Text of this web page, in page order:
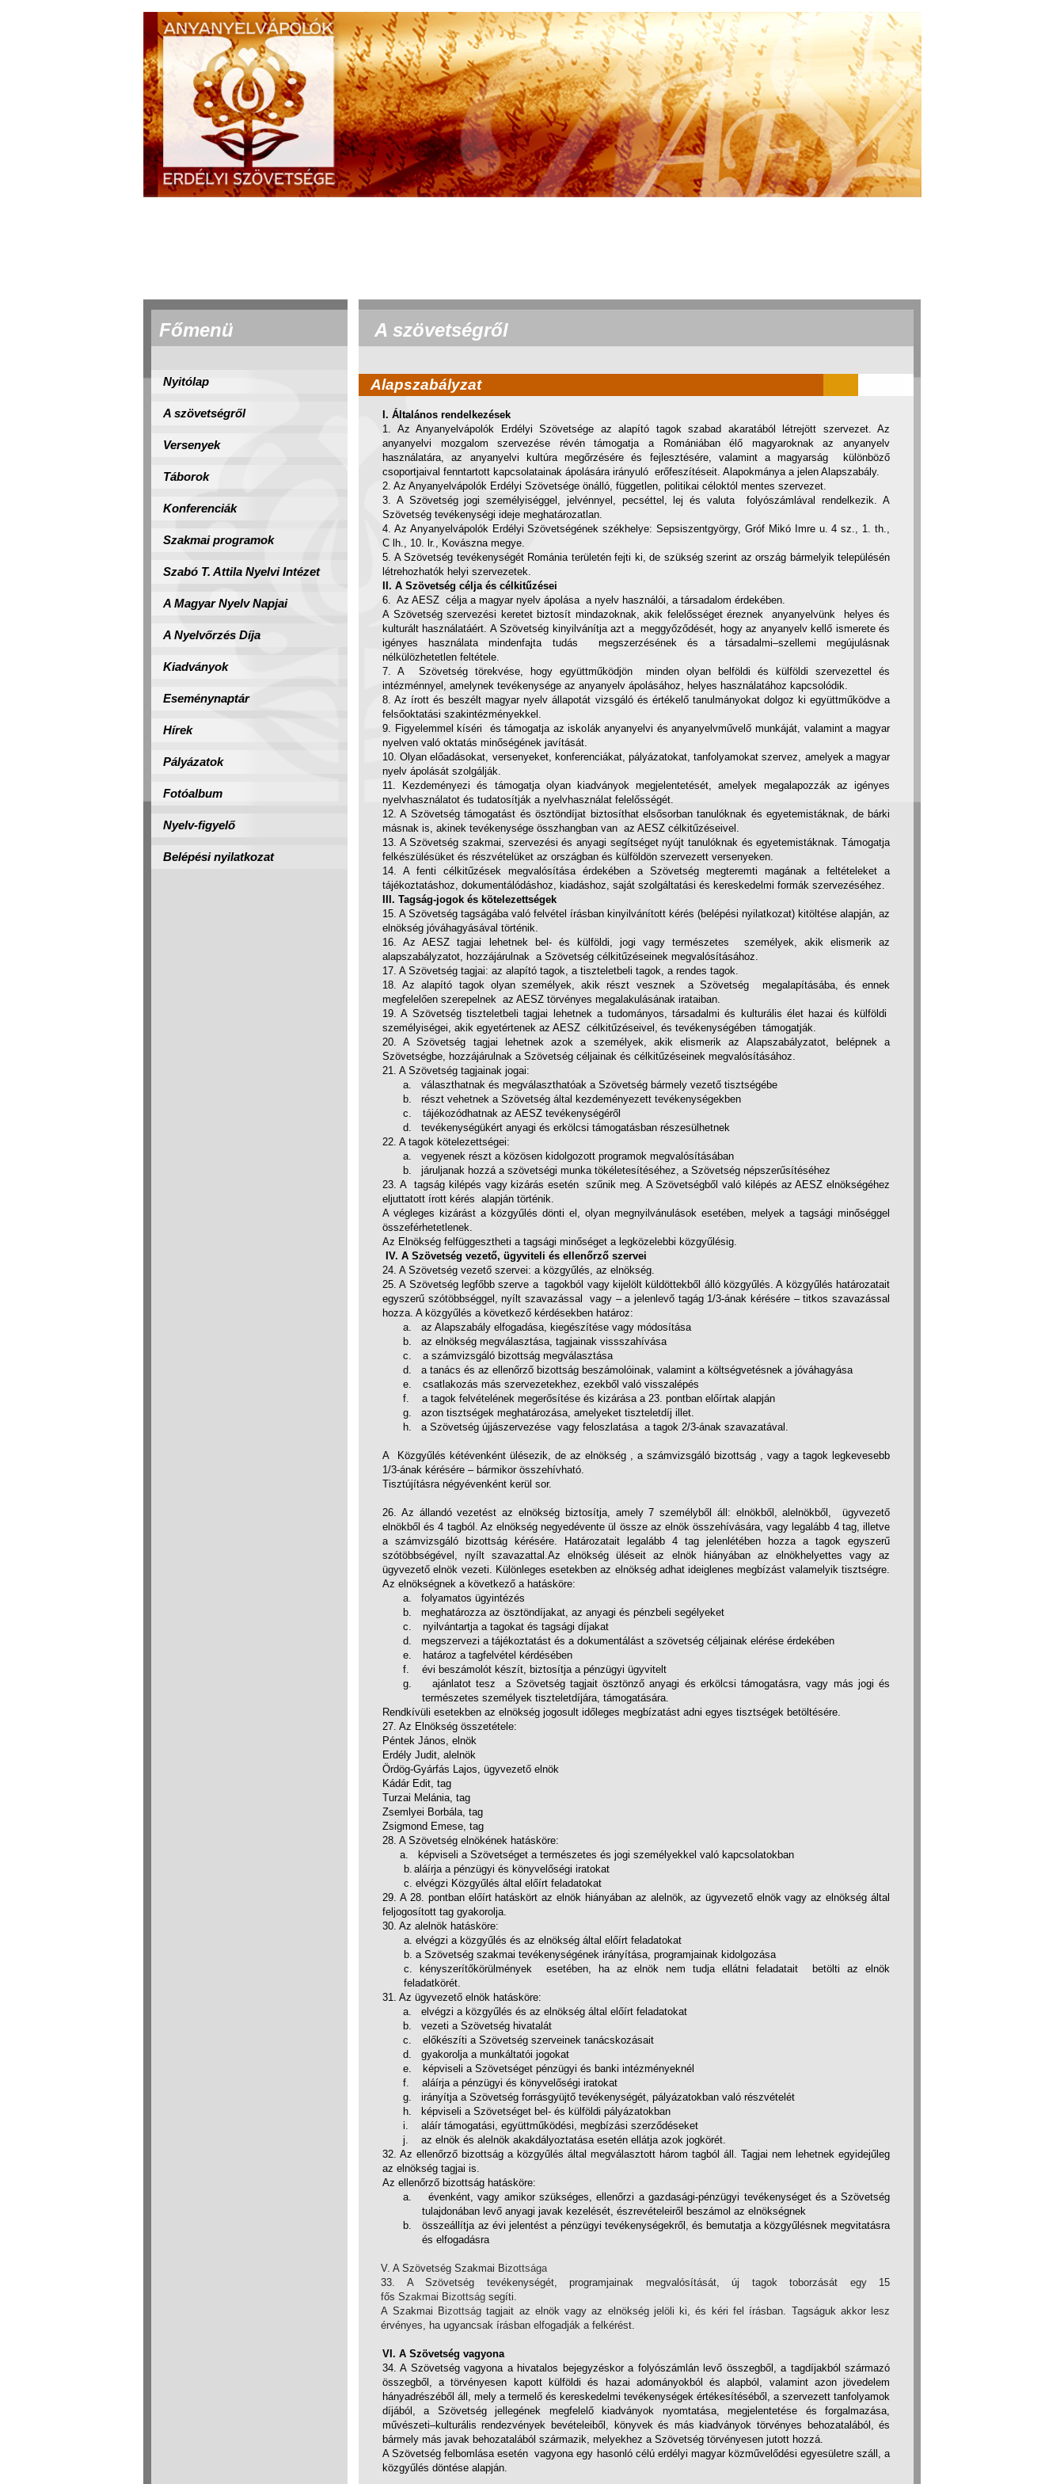
Főmenü
Nyitólap
A szövetségről
Versenyek
Táborok
Konferenciák
Szakmai programok
Szabó T. Attila Nyelvi Intézet
A Magyar Nyelv Napjai
A Nyelvőrzés Díja
Kiadványok
Eseménynaptár
Hírek
Pályázatok
Fotóalbum
Nyelv-figyelő
Belépési nyilatkozat
A szövetségről
Alapszabályzat
I. Általános rendelkezések
1. Az Anyanyelvápolók Erdélyi Szövetsége az alapító tagok szabad akaratából létrejött szervezet. Az
anyanyelvi mozgalom szervezése révén támogatja a Romániában élő magyaroknak az anyanyelv
használatára, az anyanyelvi kultúra megőrzésére és fejlesztésére, valamint a magyarság különböző
csoportjaival fenntartott kapcsolatainak ápolására irányuló erőfeszítéseit. Alapokmánya a jelen Alapszabály.
2. Az Anyanyelvápolók Erdélyi Szövetsége önálló, független, politikai céloktól mentes szervezet.
3. A Szövetség jogi személyiséggel, jelvénnyel, pecséttel, lej és valuta folyószámlával rendelkezik. A
Szövetség tevékenységi ideje meghatározatlan.
4. Az Anyanyelvápolók Erdélyi Szövetségének székhelye: Sepsiszentgyörgy, Gróf Mikó Imre u. 4 sz., 1. th.,
C lh., 10. lr., Kovászna megye.
5. A Szövetség tevékenységét Románia területén fejti ki, de szükség szerint az ország bármelyik településén
létrehozhatók helyi szervezetek.
II. A Szövetség célja és célkitűzései
6. Az AESZ célja a magyar nyelv ápolása a nyelv használói, a társadalom érdekében.
A Szövetség szervezési keretet biztosít mindazoknak, akik felelősséget éreznek anyanyelvünk helyes és
kulturált használatáért. A Szövetség kinyilvánítja azt a meggyőződését, hogy az anyanyelv kellő ismerete és
igényes használata mindenfajta tudás megszerzésének és a társadalmi–szellemi megújulásnak
nélkülözhetetlen feltétele.
7. A Szövetség törekvése, hogy együttműködjön minden olyan belföldi és külföldi szervezettel és
intézménnyel, amelynek tevékenysége az anyanyelv ápolásához, helyes használatához kapcsolódik.
8. Az írott és beszélt magyar nyelv állapotát vizsgáló és értékelő tanulmányokat dolgoz ki együttműködve a
felsőoktatási szakintézményekkel.
9. Figyelemmel kíséri és támogatja az iskolák anyanyelvi és anyanyelvművelő munkáját, valamint a magyar
nyelven való oktatás minőségének javítását.
10. Olyan előadásokat, versenyeket, konferenciákat, pályázatokat, tanfolyamokat szervez, amelyek a magyar
nyelv ápolását szolgálják.
11. Kezdeményezi és támogatja olyan kiadványok megjelentetését, amelyek megalapozzák az igényes
nyelvhasználatot és tudatosítják a nyelvhasználat felelősségét.
12. A Szövetség támogatást és ösztöndíjat biztosíthat elsősorban tanulóknak és egyetemistáknak, de bárki
másnak is, akinek tevékenysége összhangban van az AESZ célkitűzéseivel.
13. A Szövetség szakmai, szervezési és anyagi segítséget nyújt tanulóknak és egyetemistáknak. Támogatja
felkészülésüket és részvételüket az országban és külföldön szervezett versenyeken.
14. A fenti célkitűzések megvalósítása érdekében a Szövetség megteremti magának a feltételeket a
tájékoztatáshoz, dokumentálódáshoz, kiadáshoz, saját szolgáltatási és kereskedelmi formák szervezéséhez.
III. Tagság-jogok és kötelezettségek
15. A Szövetség tagságába való felvétel írásban kinyilvánított kérés (belépési nyilatkozat) kitöltése alapján, az
elnökség jóváhagyásával történik.
16. Az AESZ tagjai lehetnek bel- és külföldi, jogi vagy természetes személyek, akik elismerik az
alapszabályzatot, hozzájárulnak a Szövetség célkitűzéseinek megvalósításához.
17. A Szövetség tagjai: az alapító tagok, a tiszteletbeli tagok, a rendes tagok.
18. Az alapító tagok olyan személyek, akik részt vesznek a Szövetség megalapításába, és ennek
megfelelően szerepelnek az AESZ törvényes megalakulásának irataiban.
19. A Szövetség tiszteletbeli tagjai lehetnek a tudományos, társadalmi és kulturális élet hazai és külföldi
személyiségei, akik egyetértenek az AESZ célkitűzéseivel, és tevékenységében támogatják.
20. A Szövetség tagjai lehetnek azok a személyek, akik elismerik az Alapszabályzatot, belépnek a
Szövetségbe, hozzájárulnak a Szövetség céljainak és célkitűzéseinek megvalósításához.
21. A Szövetség tagjainak jogai:
a.
választhatnak és megválaszthatóak a Szövetség bármely vezető tisztségébe
b.
részt vehetnek a Szövetség által kezdeményezett tevékenységekben
c.
tájékozódhatnak az AESZ tevékenységéről
d.
tevékenységükért anyagi és erkölcsi támogatásban részesülhetnek
22. A tagok kötelezettségei:
a.
vegyenek részt a közösen kidolgozott programok megvalósításában
b.
járuljanak hozzá a szövetségi munka tökéletesítéséhez, a Szövetség népszerűsítéséhez
23. A tagság kilépés vagy kizárás esetén szűnik meg. A Szövetségből való kilépés az AESZ elnökségéhez
eljuttatott írott kérés alapján történik.
A végleges kizárást a közgyűlés dönti el, olyan megnyilvánulások esetében, melyek a tagsági minőséggel
összeférhetetlenek.
Az Elnökség felfüggesztheti a tagsági minőséget a legközelebbi közgyűlésig.
IV. A Szövetség vezető, ügyviteli és ellenőrző szervei
24. A Szövetség vezető szervei: a közgyűlés, az elnökség.
25. A Szövetség legfőbb szerve a tagokból vagy kijelölt küldöttekből álló közgyűlés. A közgyűlés határozatait
egyszerű szótöbbséggel, nyílt szavazással vagy – a jelenlevő tagág 1/3-ának kérésére – titkos szavazással
hozza. A közgyűlés a következő kérdésekben határoz:
a.
az Alapszabály elfogadása, kiegészítése vagy módosítása
b.
az elnökség megválasztása, tagjainak vissszahívása
c.
a számvizsgáló bizottság megválasztása
d.
a tanács és az ellenőrző bizottság beszámolóinak, valamint a költségvetésnek a jóváhagyása
e.
csatlakozás más szervezetekhez, ezekből való visszalépés
f.
a tagok felvételének megerősítése és kizárása a 23. pontban előírtak alapján
g.
azon tisztségek meghatározása, amelyeket tiszteletdíj illet.
h.
a Szövetség újjászervezése vagy feloszlatása a tagok 2/3-ának szavazatával.
A Közgyűlés kétévenként ülésezik, de az elnökség , a számvizsgáló bizottság , vagy a tagok legkevesebb
1/3-ának kérésére – bármikor összehívható.
Tisztújításra négyévenként kerül sor.
26. Az állandó vezetést az elnökség biztosítja, amely 7 személyből áll: elnökből, alelnökből, ügyvezető
elnökből és 4 tagból. Az elnökség negyedévente ül össze az elnök összehívására, vagy legalább 4 tag, illetve
a számvizsgáló bizottság kérésére. Határozatait legalább 4 tag jelenlétében hozza a tagok egyszerű
szótöbbségével, nyílt szavazattal.Az elnökség üléseit az elnök hiányában az elnökhelyettes vagy az
ügyvezető elnök vezeti. Különleges esetekben az elnökség adhat ideiglenes megbízást valamelyik tisztségre.
Az elnökségnek a következő a hatásköre:
a.
folyamatos ügyintézés
b.
meghatározza az ösztöndíjakat, az anyagi és pénzbeli segélyeket
c.
nyilvántartja a tagokat és tagsági díjakat
d.
megszervezi a tájékoztatást és a dokumentálást a szövetség céljainak elérése érdekében
e.
határoz a tagfelvétel kérdésében
f.
évi beszámolót készít, biztosítja a pénzügyi ügyvitelt
g.
ajánlatot tesz a Szövetség tagjait ösztönző anyagi és erkölcsi támogatásra, vagy más jogi és
természetes személyek tiszteletdíjára, támogatására.
Rendkívüli esetekben az elnökség jogosult időleges megbízatást adni egyes tisztségek betöltésére.
27. Az Elnökség összetétele:
Péntek János, elnök
Erdély Judit, alelnök
Ördög-Gyárfás Lajos, ügyvezető elnök
Kádár Edit, tag
Turzai Melánia, tag
Zsemlyei Borbála, tag
Zsigmond Emese, tag
28. A Szövetség elnökének hatásköre:
a.
képviseli a Szövetséget a természetes és jogi személyekkel való kapcsolatokban
b. aláírja a pénzügyi és könyvelőségi iratokat
c. elvégzi Közgyűlés által előírt feladatokat
29. A 28. pontban előírt hatáskört az elnök hiányában az alelnök, az ügyvezető elnök vagy az elnökség által
feljogosított tag gyakorolja.
30. Az alelnök hatásköre:
a. elvégzi a közgyűlés és az elnökség által előírt feladatokat
b. a Szövetség szakmai tevékenységének irányítása, programjainak kidolgozása
c. kényszerítőkörülmények esetében, ha az elnök nem tudja ellátni feladatait betölti az elnök
feladatkörét.
31. Az ügyvezető elnök hatásköre:
a.
elvégzi a közgyűlés és az elnökség által előírt feladatokat
b.
vezeti a Szövetség hivatalát
c.
előkészíti a Szövetség szerveinek tanácskozásait
d.
gyakorolja a munkáltatói jogokat
e.
képviseli a Szövetséget pénzügyi és banki intézményeknél
f.
aláírja a pénzügyi és könyvelőségi iratokat
g.
irányítja a Szövetség forrásgyüjtő tevékenységét, pályázatokban való részvételét
h.
képviseli a Szövetséget bel- és külföldi pályázatokban
i.
aláír támogatási, együttműködési, megbízási szerződéseket
j.
az elnök és alelnök akakdályoztatása esetén ellátja azok jogkörét.
32. Az ellenőrző bizottság a közgyűlés által megválasztott három tagból áll. Tagjai nem lehetnek egyidejűleg
az elnökség tagjai is.
Az ellenőrző bizottság hatásköre:
a.
évenként, vagy amikor szükséges, ellenőrzi a gazdasági-pénzügyi tevékenységet és a Szövetség
tulajdonában levő anyagi javak kezelését, észrevételeiről beszámol az elnökségnek
b.
összeállítja az évi jelentést a pénzügyi tevékenységekről, és bemutatja a közgyűlésnek megvitatásra
és elfogadásra
V. A Szövetség Szakmai Bizottsága
33. A Szövetség tevékenységét, programjainak megvalósítását, új tagok toborzását egy 15
fős Szakmai Bizottság segíti.
A Szakmai Bizottságtagjait az elnök vagy az elnökség jelöli ki, és kéri fel írásban. Tagságuk akkor lesz
érvényes, ha ugyancsak írásban elfogadják a felkérést.
VI. A Szövetség vagyona
34. A Szövetség vagyona a hivatalos bejegyzéskor a folyószámlán levő összegből, a tagdíjakból származó
összegből, a törvényesen kapott külföldi és hazai adományokból és alapból, valamint azon jövedelem
hányadrészéből áll, mely a termelő és kereskedelmi tevékenységek értékesítéséből, a szervezett tanfolyamok
díjából, a Szövetség jellegének megfelelő kiadványok nyomtatása, megjelentetése és forgalmazása,
művészeti–kulturális rendezvények bevételeiből, könyvek és más kiadványok törvényes behozatalából, és
bármely más javak behozatalából származik, melyekhez a Szövetség törvényesen jutott hozzá.
A Szövetség felbomlása esetén vagyona egy hasonló célú erdélyi magyar közművelődési egyesületre száll, a
közgyűlés döntése alapján.